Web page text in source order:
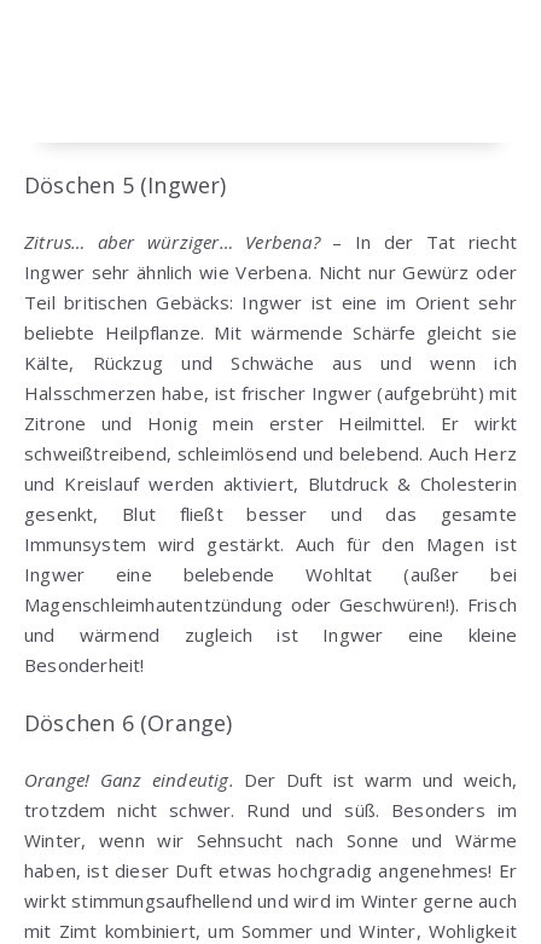
Döschen 5 (Ingwer)
Zitrus… aber würziger… Verbena?– In der Tat riecht
Ingwer sehr ähnlich wie Verbena. Nicht nur Gewürz oder
Teil britischen Gebäcks: Ingwer ist eine im Orient sehr
beliebte Heilpflanze. Mit wärmende Schärfe gleicht sie
Kälte, Rückzug und Schwäche aus und wenn ich
Halsschmerzen habe, ist frischer Ingwer (aufgebrüht) mit
Zitrone und Honig mein erster Heilmittel. Er wirkt
schweißtreibend, schleimlösend und belebend. Auch Herz
und Kreislauf werden aktiviert, Blutdruck & Cholesterin
gesenkt, Blut fließt besser und das gesamte
Immunsystem wird gestärkt. Auch für den Magen ist
Ingwer eine belebende Wohltat (außer bei
Magenschleimhautentzündung oder Geschwüren!). Frisch
und wärmend zugleich ist Ingwer eine kleine
Besonderheit!
Döschen 6 (Orange)
Orange! Ganz eindeutig. Der Duft ist warm und weich,
trotzdem nicht schwer. Rund und süß. Besonders im
Winter, wenn wir Sehnsucht nach Sonne und Wärme
haben, ist dieser Duft etwas hochgradig angenehmes! Er
wirkt stimmungsaufhellend und wird im Winter gerne auch
mit Zimt kombiniert, um Sommer und Winter, Wohligkeit